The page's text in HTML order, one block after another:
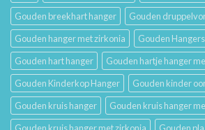
Gouden breekhart hanger
Gouden
Gouden hanger met zirkonia
Gouden Hangers
Gouden hart hanger
Gouden hartje hanger
Gouden Kinderkop Hanger
Gouden kinder
Gouden kruis hanger
Gouden kruis hanger